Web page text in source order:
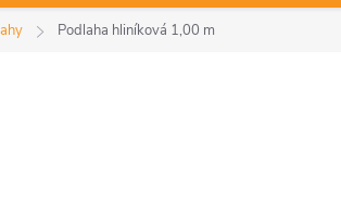
Podlaha hliníková 1,00 m